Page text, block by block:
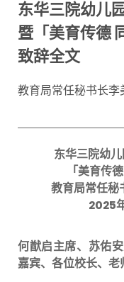
东华三院幼儿
暨「美育传德
致辞全文
教育局常任秘书长李
东华三院幼
「美育传德
教育局常任秘
2025
何猷启主席、苏佑
嘉宾、各位校长、老